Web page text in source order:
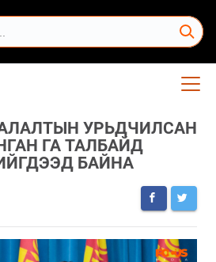
УРЬДЧИЛСАН
ГА ТАЛБАЙД
БАЙНА